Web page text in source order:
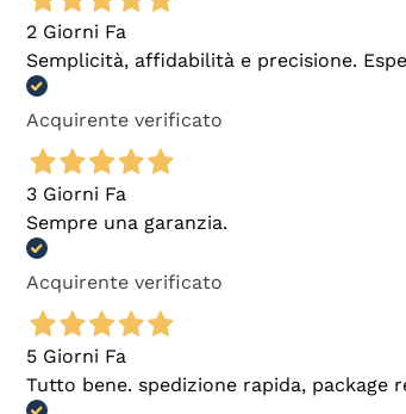
2 Giorni Fa
Semplicità, affidabilità e precisione.
Acquirente verificato
3 Giorni Fa
Sempre una garanzia.
Acquirente verificato
5 Giorni Fa
Tutto bene. spedizione rapida, package